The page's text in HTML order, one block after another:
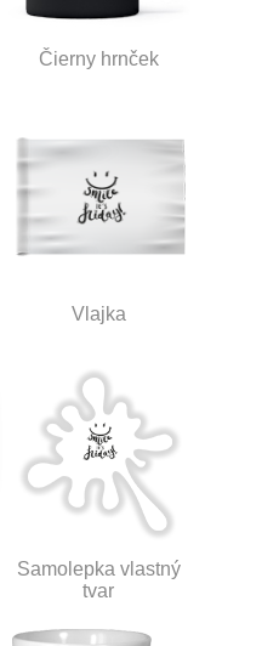
Čierny hrnček
Vlajka
Samolepka vlastný
tvar